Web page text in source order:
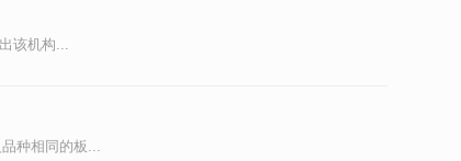
该机构...
种相同的板...